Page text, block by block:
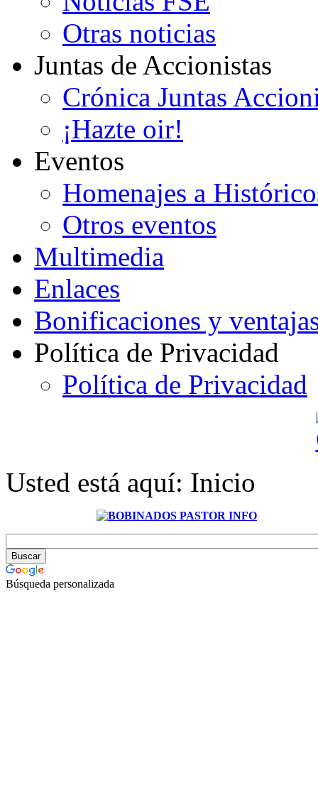
Otras noticias
Juntas de Accionistas
Crónica Juntas
¡Hazte oir!
Eventos
Homenajes a
Otros eventos
Multimedia
Enlaces
Bonificaciones y
Política de Privacidad
Política de Privacidad
Usted está aquí: Inicio
Búsqueda personalizada